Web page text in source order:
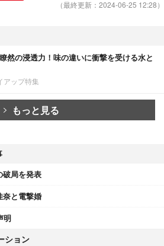
（最終更新：2024-06-25 12:28）
然の浸透力！味の違いに衝撃を受ける水と
アップ特集
もっと見る
破局を発表
奈と電撃婚
明
ション